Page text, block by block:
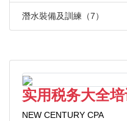
潛水裝備及訓練（7）
实用税务大全
NEW CENTURY CPA